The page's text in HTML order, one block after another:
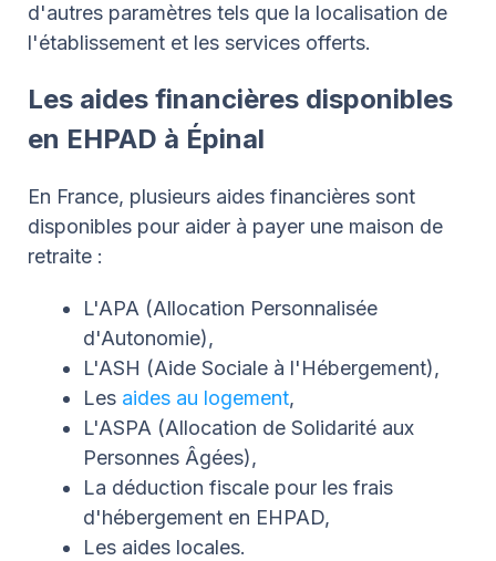
d'autres paramètres tels que la localisation de
l'établissement et les services offerts.
Les aides financières disponibles
en EHPAD à Épinal
En France, plusieurs aides financières sont
disponibles pour aider à payer une maison de
retraite :
L'APA (Allocation Personnalisée
d'Autonomie),
L'ASH (Aide Sociale à l'Hébergement),
Les aides au logement,
L'ASPA (Allocation de Solidarité aux
Personnes Âgées),
La déduction fiscale pour les frais
d'hébergement en EHPAD,
Les aides locales.